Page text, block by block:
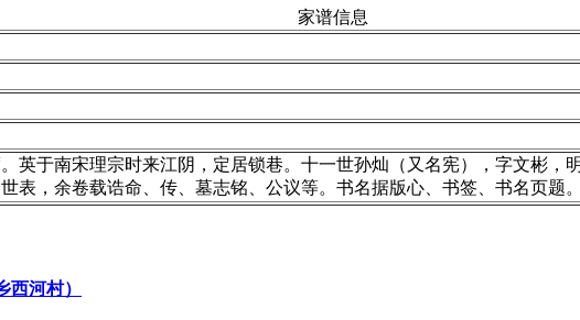
家谱信息
英于南宋理宗时来江阴，定居锁巷。十一世孙灿（又名宪），字文彬，
表，余卷载诰命、传、墓志铭、公议等。书名据版心、书签、书名页题。
河村）